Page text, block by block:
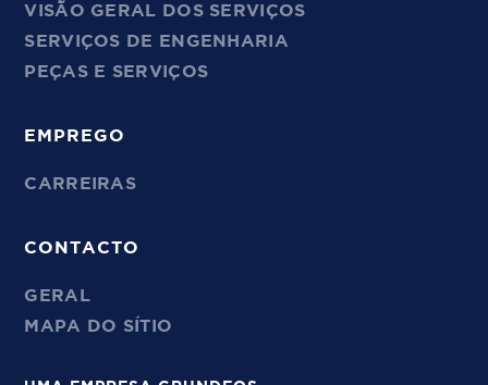
VISÃO GERAL DOS SERVIÇOS
SERVIÇOS DE ENGENHARIA
PEÇAS E SERVIÇOS
EMPREGO
CARREIRAS
CONTACTO
GERAL
MAPA DO SÍTIO